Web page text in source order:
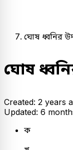
ঘোষ ধ্বনির
ঘোষ
Created: 2 years
Updated: 6
ক